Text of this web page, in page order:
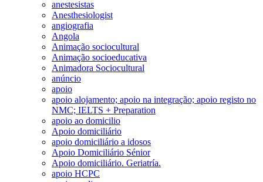
anestesistas
Anesthesiologist
angiografia
Angola
Animação sociocultural
Animação socioeducativa
Animadora Sociocultural
anúncio
apoio
apoio alojamento; apoio na integração; apoio registo no
NMC; IELTS + Preparation
apoio ao domicilio
Apoio domiciliário
apoio domiciliário a idosos
Apoio Domiciliário Sénior
Apoio domiciliário. Geriatría.
apoio HCPC